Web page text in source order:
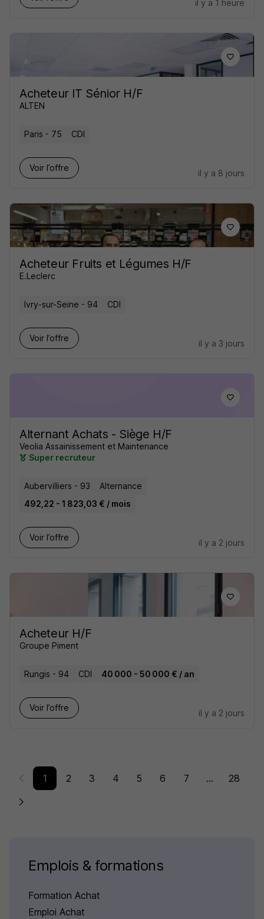
il y a 1 heure
Acheteur IT Sénior H/F
ALTEN
Paris - 75 CDI
Voir l’offre
il y a 8 jours
Acheteur Fruits et Légumes H/F
E.Leclerc
Ivry-sur-Seine - 94 CDI
Voir l’offre
il y a 3 jours
Alternant Achats - Siège H/F
Veolia Assainissement et Maintenance
Super recruteur
Aubervilliers - 93
Alternance
492,22 - 1 823,03 € / mois
Voir l’offre
il y a 2 jours
Acheteur H/F
Groupe Piment
Rungis - 94 CDI 40 000 - 50 000 € / an
Voir l’offre
il y a 2 jours
1 2 3 4 5 6 7 ... 28
Emplois & formations
Formation Achat
Emploi Achat